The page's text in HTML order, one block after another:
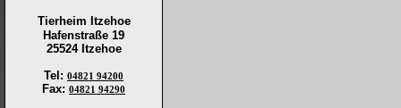
Tierheim Itzehoe
Hafenstraße 19
25524 Itzehoe
Tel : 04821 94200
Fax: 04821 94290